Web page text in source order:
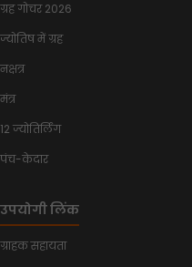
ग्रह गोचर 2026
ज्योतिष में ग्रह
नक्षत्र
मंत्र
12 ज्योतिर्लिंग
पंच-केदार
उपयोगी लिंक
ग्राहक सहायता